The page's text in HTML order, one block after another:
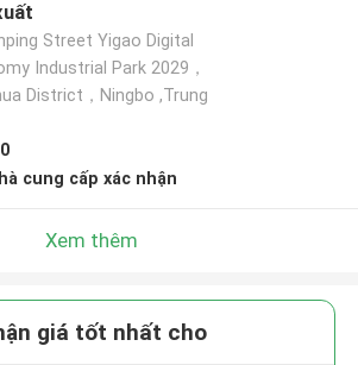
Street Yigao Digital
Industrial Park 2029，
District，Ningbo ,Trung
cung cấp xác nhận
Xem thêm
giá tốt nhất cho